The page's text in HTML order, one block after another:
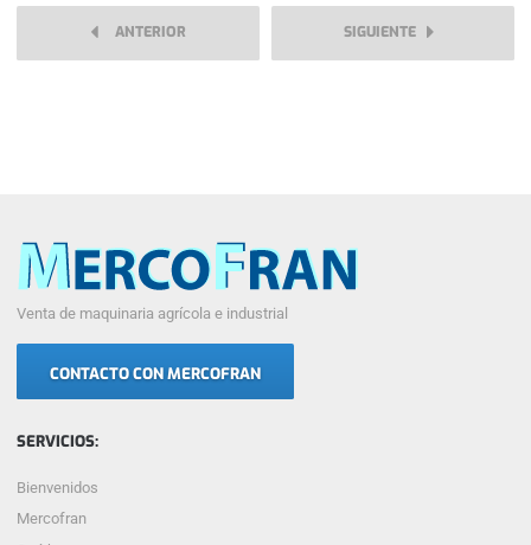
ANTERIOR SIGUIENTE
Venta de maquinaria agrícola e industrial
CONTACTO CON MERCOFRAN
SERVICIOS:
Bienvenidos
Mercofran